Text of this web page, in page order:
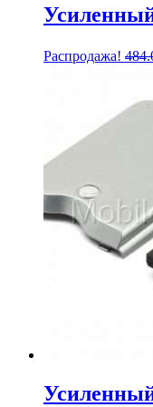
Распродажа!